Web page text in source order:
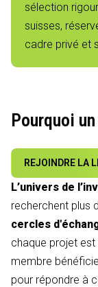
sélection
suisses,
cadre privé et
Pourquoi
REJOINDRE LA
L’univers de
recherchent plus
cercles
chaque projet
membre
pour répondre à